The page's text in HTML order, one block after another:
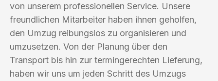
von unserem professionellen Service. Unsere
freundlichen Mitarbeiter haben ihnen geholfen,
den Umzug reibungslos zu organisieren und
umzusetzen. Von der Planung über den
Transport bis hin zur termingerechten Lieferung,
haben wir uns um jeden Schritt des Umzugs